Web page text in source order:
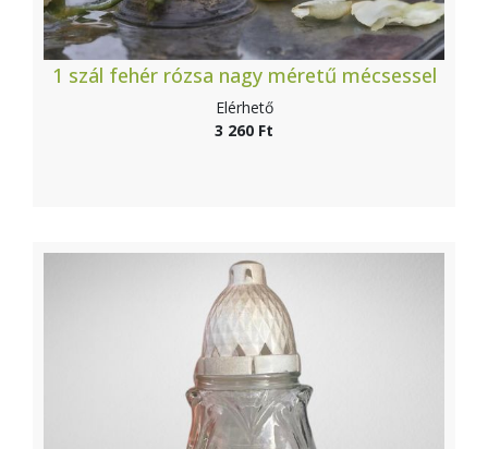
1 szál fehér rózsa nagy méretű mécsessel
Elérhető
3 260 Ft